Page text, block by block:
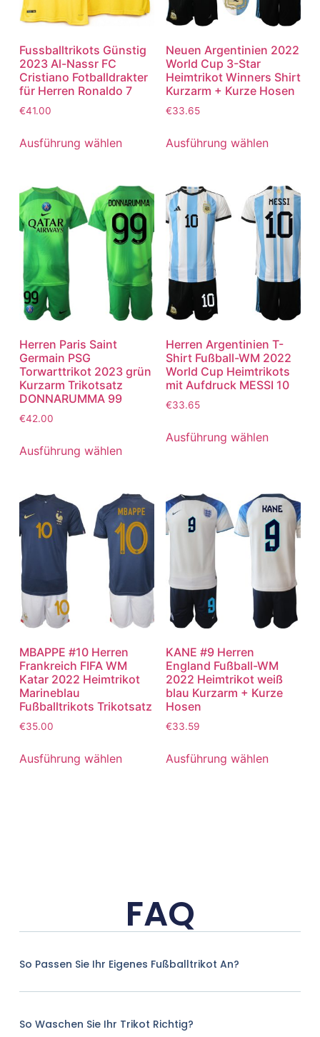
Fussballtrikots Günstig
2023 Al-Nassr FC
Cristiano Fotballdrakter
für Herren Ronaldo 7
€41.00
Ausführung wählen
Neuen Argentinien 2022
World Cup 3-Star
Heimtrikot Winners Shirt
Kurzarm + Kurze Hosen
€33.65
Ausführung wählen
Herren Paris Saint
Germain PSG
Torwarttrikot 2023 grün
Kurzarm Trikotsatz
DONNARUMMA 99
€42.00
Ausführung wählen
Herren Argentinien T-
Shirt Fußball-WM 2022
World Cup Heimtrikots
mit Aufdruck MESSI 10
€33.65
Ausführung wählen
MBAPPE #10 Herren
Frankreich FIFA WM
Katar 2022 Heimtrikot
Marineblau
Fußballtrikots Trikotsatz
€35.00
Ausführung wählen
KANE #9 Herren
England Fußball-WM
2022 Heimtrikot weiß
blau Kurzarm + Kurze
Hosen
€33.59
Ausführung wählen
FAQ
So Passen Sie Ihr Eigenes Fußballtrikot An?
So Waschen Sie Ihr Trikot Richtig?